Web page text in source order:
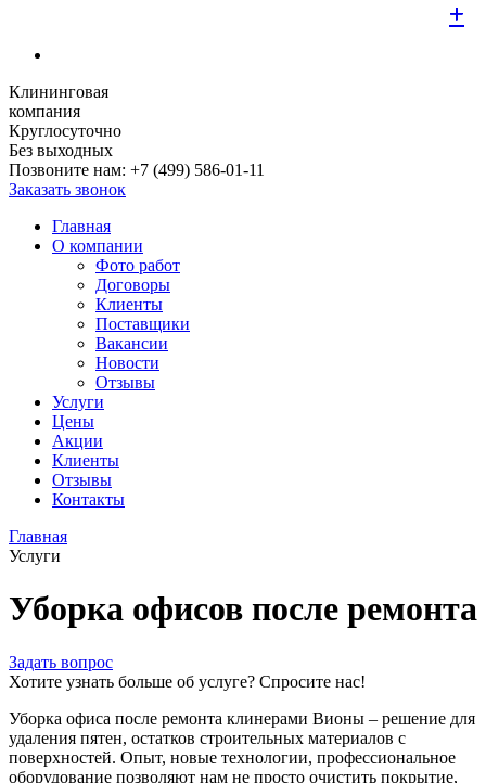
Клининговая
компания
Круглосуточно
Без выходных
Позвоните нам: +7 (499) 586-01-11
Заказать звонок
Главная
О компании
Фото работ
Договоры
Клиенты
Поставщики
Вакансии
Новости
Отзывы
Услуги
Цены
Акции
Клиенты
Отзывы
Контакты
Главная
Услуги
Уборка офисов после ремонта
Задать вопрос
Хотите узнать больше об услуге? Спросите нас!
Уборка офиса после ремонта клинерами Вионы – решение для
удаления пятен, остатков строительных материалов с
поверхностей. Опыт, новые технологии, профессиональное
оборудование позволяют нам не просто очистить покрытие,
+
+
+
+
+
+
+
+
+